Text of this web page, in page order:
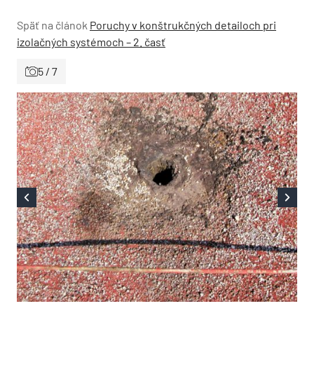
Späť na článok Poruchy v konštrukčných detailoch pri
izolačných systémoch – 2. časť
5 / 7